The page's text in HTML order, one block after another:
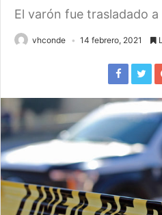
El varón fue trasladado
vhconde 14 febrero, 2021